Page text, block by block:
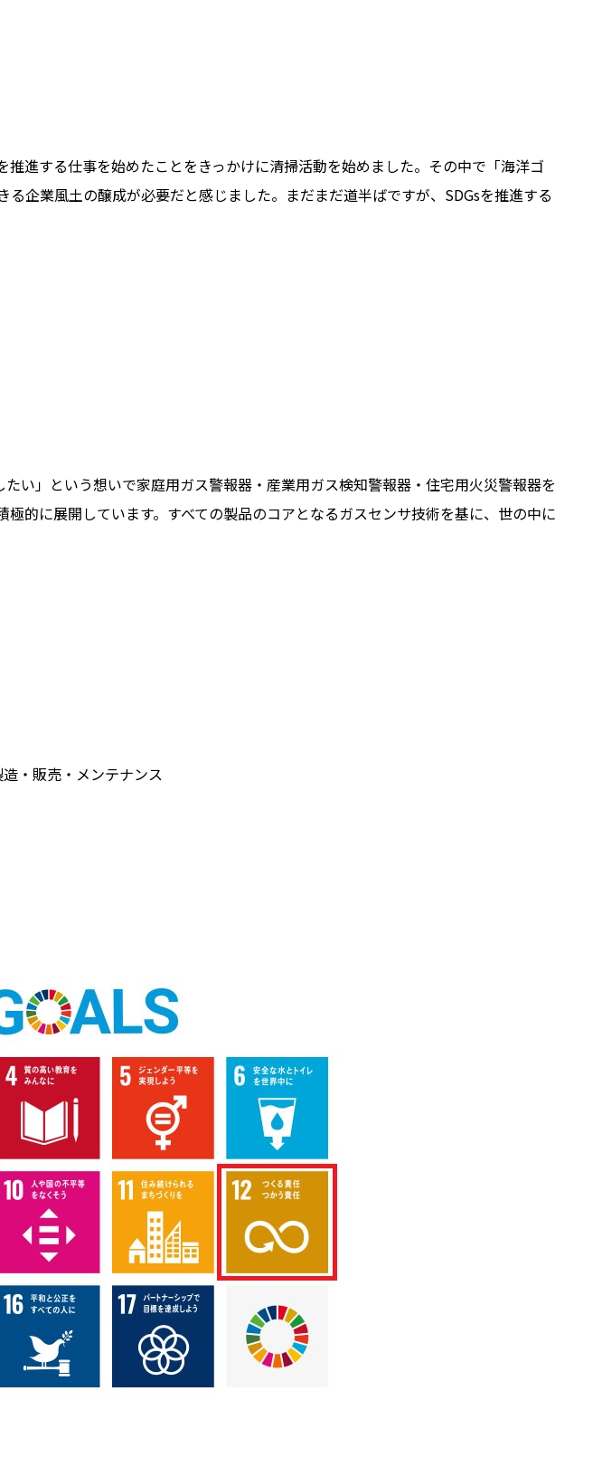
進する仕事を始めたことをきっかけに清掃活動を始めました。その中で「海洋ゴ
企業風土の醸成が必要だと感じました。まだまだ道半ばですが、SDGsを推進する
い」という想いで家庭用ガス警報器・産業用ガス検知警報器・住宅用火災警報器を
的に展開しています。すべての製品のコアとなるガスセンサ技術を基に、世の中に
・販売・メンテナンス